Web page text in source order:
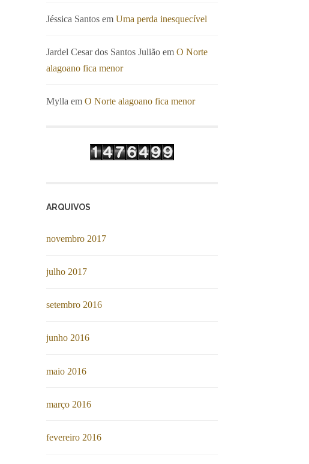
Jéssica Santos em Uma perda inesquecível
Jardel Cesar dos Santos Julião em O Norte
alagoano fica menor
Mylla em O Norte alagoano fica menor
ARQUIVOS
novembro 2017
julho 2017
setembro 2016
junho 2016
maio 2016
março 2016
fevereiro 2016